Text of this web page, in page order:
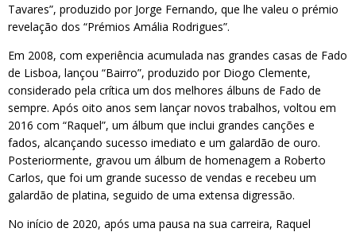
Tavares”, produzido por Jorge Fernando, que lhe valeu o prémio
revelação dos “Prémios Amália Rodrigues”.
Em 2008, com experiência acumulada nas grandes casas de Fado
de Lisboa, lançou “Bairro”, produzido por Diogo Clemente,
considerado pela crítica um dos melhores álbuns de Fado de
sempre. Após oito anos sem lançar novos trabalhos, voltou em
2016 com “Raquel”, um álbum que inclui grandes canções e
fados, alcançando sucesso imediato e um galardão de ouro.
Posteriormente, gravou um álbum de homenagem a Roberto
Carlos, que foi um grande sucesso de vendas e recebeu um
galardão de platina, seguido de uma extensa digressão.
No início de 2020, após uma pausa na sua carreira, Raquel